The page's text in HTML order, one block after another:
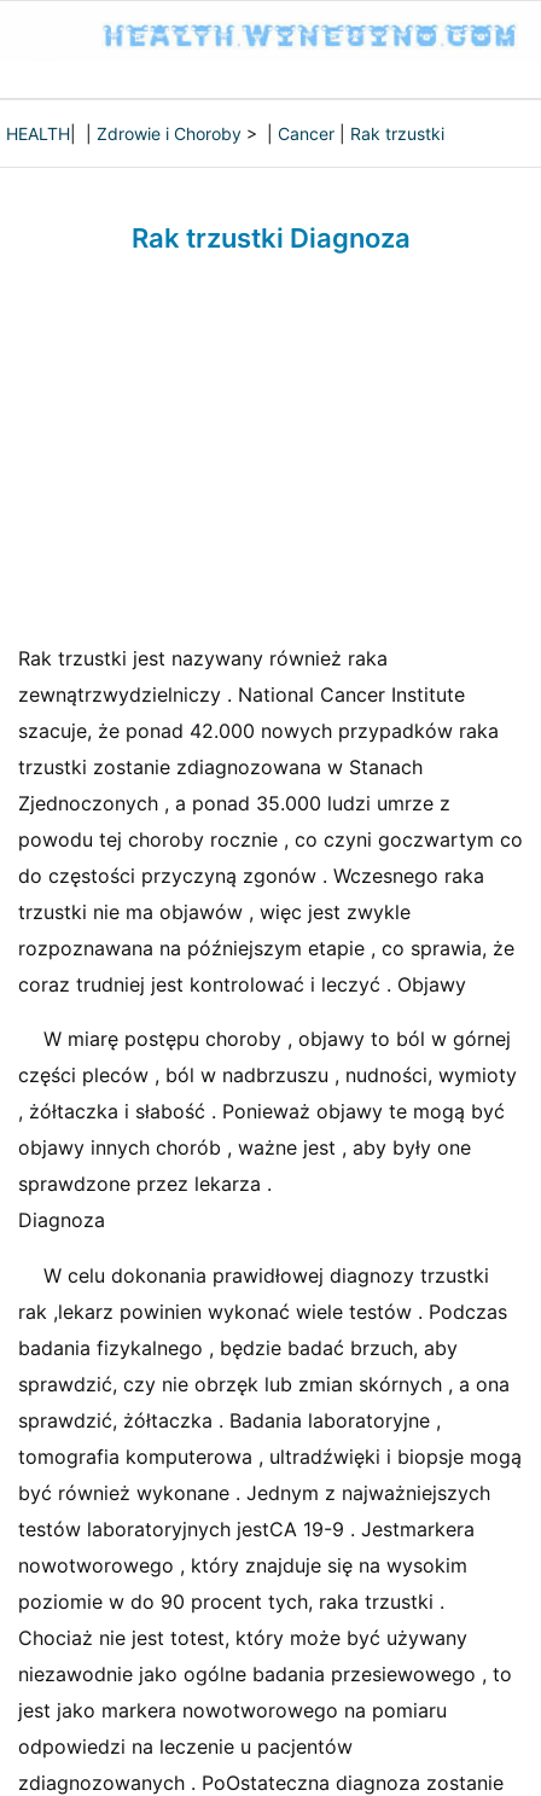
HEALTH Zdrowie i Choroby > | Cancer Rak trzustki
Rak trzustki Diagnoza
Rak trzustki jest nazywany również raka
zewnątrzwydzielniczy . National Cancer Institute
szacuje, że ponad 42.000 nowych przypadków raka
trzustki zostanie zdiagnozowana w Stanach
Zjednoczonych , a ponad 35.000 ludzi umrze z
powodu tej choroby rocznie , co czyni goczwartym co
do częstości przyczyną zgonów . Wczesnego raka
trzustki nie ma objawów , więc jest zwykle
rozpoznawana na późniejszym etapie , co sprawia, że
coraz trudniej jest kontrolować i leczyć . Objawy
W miarę postępu choroby , objawy to ból w górnej
części pleców , ból w nadbrzuszu , nudności, wymioty
, żółtaczka i słabość . Ponieważ objawy te mogą być
objawy innych chorób , ważne jest , aby były one
sprawdzone przez lekarza .
Diagnoza
W celu dokonania prawidłowej diagnozy trzustki
rak ,lekarz powinien wykonać wiele testów . Podczas
badania fizykalnego , będzie badać brzuch, aby
sprawdzić, czy nie obrzęk lub zmian skórnych , a ona
sprawdzić, żółtaczka . Badania laboratoryjne ,
tomografia komputerowa , ultradźwięki i biopsje mogą
być również wykonane . Jednym z najważniejszych
testów laboratoryjnych jestCA 19-9 . Jestmarkera
nowotworowego , który znajduje się na wysokim
poziomie w do 90 procent tych, raka trzustki .
Chociaż nie jest totest, który może być używany
niezawodnie jako ogólne badania przesiewowego , to
jest jako markera nowotworowego na pomiaru
odpowiedzi na leczenie u pacjentów
zdiagnozowanych . PoOstateczna diagnoza zostanie